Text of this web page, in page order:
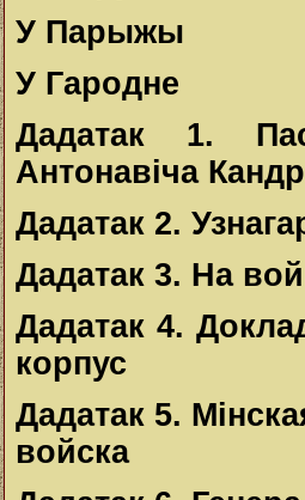
У Парыжы
У Гародне
Дадатак 1.
Антонавіча
Дадатак 2.
Дадатак 3. На
Дадатак 4.
корпус
Дадатак 5.
войска